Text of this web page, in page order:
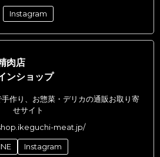
Instagram
肉店
ンショップ
作り、お惣菜・デリカの通販お取り寄
せサイト
meat.jp/
Instagram